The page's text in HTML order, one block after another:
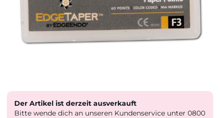
Der Artikel ist derzeit ausverkauft
Bitte wende dich an unseren Kundenservice unter 0800